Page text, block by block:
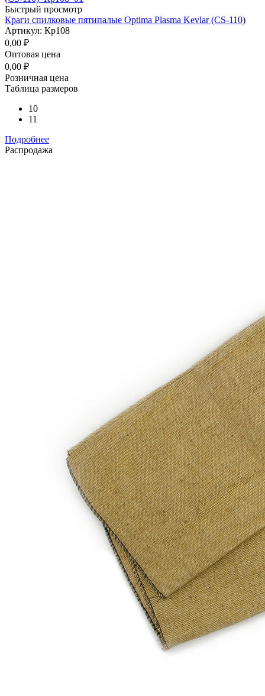
Быстрый просмотр
Краги спилковые пятипалые Optima Plasma Kevlar (CS-110)
Артикул: Кр108
0,00 ₽
Оптовая цена
0,00 ₽
Розничная цена
Таблица размеров
10
11
Подробнее
Распродажа